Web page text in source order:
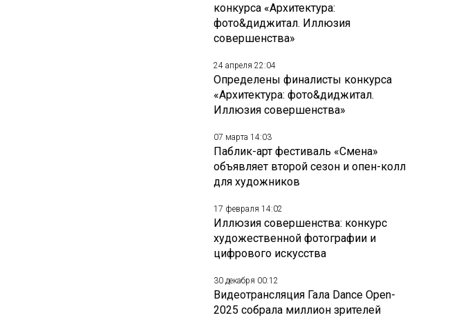
конкурса «Архитектура:
фото&диджитал. Иллюзия
совершенства»
24 апреля 22:04
Определены финалисты конкурса
«Архитектура: фото&диджитал.
Иллюзия совершенства»
07 марта 14:03
Паблик-арт фестиваль «Смена»
объявляет второй сезон и опен-колл
для художников
17 февраля 14:02
Иллюзия совершенства: конкурс
художественной фотографии и
цифрового искусства
30 декабря 00:12
Видеотрансляция Гала Dance Open-
2025 собрала миллион зрителей